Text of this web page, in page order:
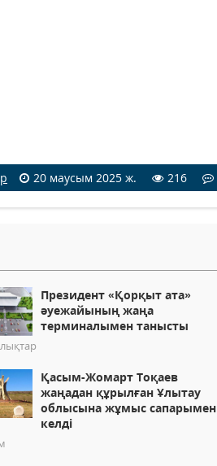
20 маусым 2025 ж. 216
Президент «Қорқыт ата»
әуежайының жаңа
терминалымен танысты
Қасым-Жомарт Тоқаев
жаңадан құрылған Ұлытау
облысына жұмыс сапарымен
келді